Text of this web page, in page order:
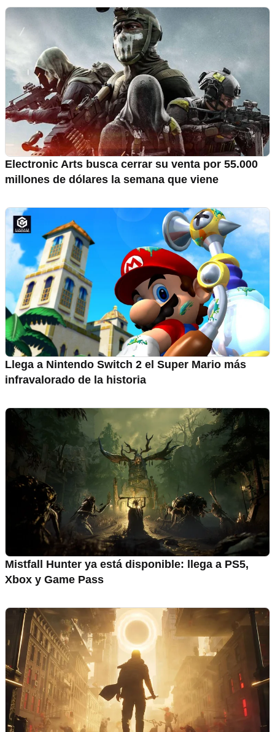
Electronic Arts busca cerrar su venta por 55.000
millones de dólares la semana que viene
Llega a Nintendo Switch 2 el Super Mario más
infravalorado de la historia
Mistfall Hunter ya está disponible: llega a PS5,
Xbox y Game Pass